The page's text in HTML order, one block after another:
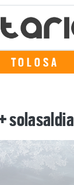
TOLOSA
solasaldia